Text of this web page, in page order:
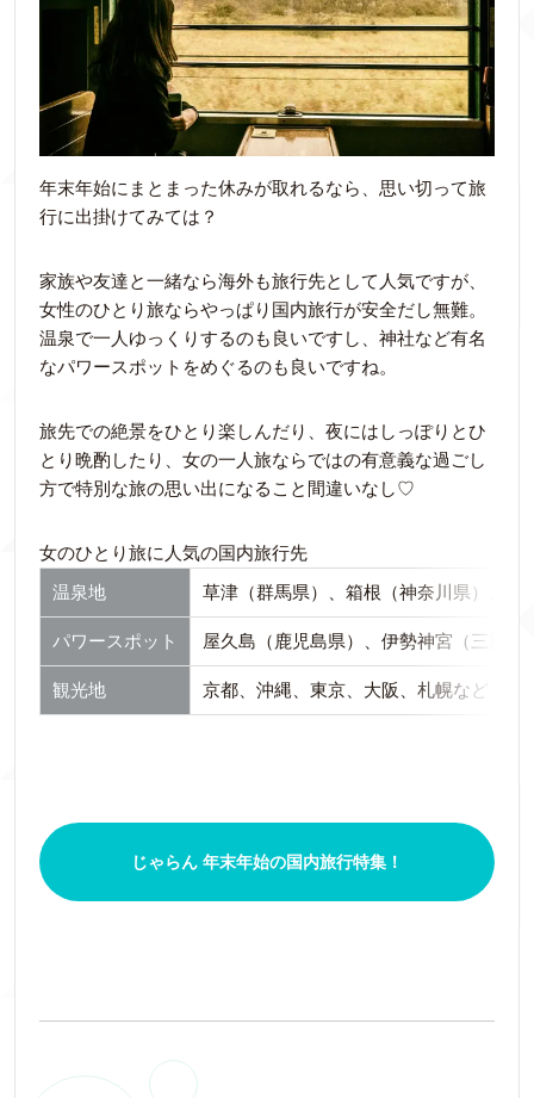
年末年始にまとまった休みが取れるなら、思い切って旅
行に出掛けてみては？
家族や友達と一緒なら海外も旅行先として人気ですが、
女性のひとり旅ならやっぱり国内旅行が安全だし無難。
温泉で一人ゆっくりするのも良いですし、神社など有名
なパワースポットをめぐるのも良いですね。
旅先での絶景をひとり楽しんだり、夜にはしっぽりとひ
とり晩酌したり、女の一人旅ならではの有意義な過ごし
方で特別な旅の思い出になること間違いなし♡
女のひとり旅に人気の国内旅行先
温泉地
草津（群馬県）、箱根（神奈川県）、
パワースポット 屋久島（鹿児島県）、伊勢神宮（三重
観光地 京都、沖縄、東京、大阪、札幌など
じゃらん 年末年始の国内旅行特集！